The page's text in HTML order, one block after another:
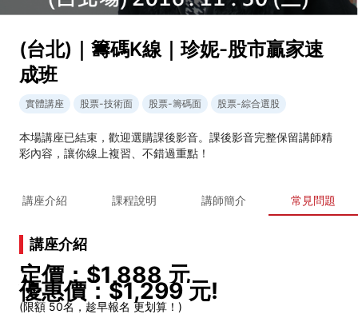
(台北)｜籌碼K線｜珍妮-股市贏家速
成班
實體講座 股票-技術面 股票-籌碼面 股票-綜合選股
本場講座已結束，歡迎選購課後影音。課後影音完整保留講師精
彩內容，讓你線上複習、不錯過重點！
講座介紹 課程說明 講師簡介 常見問題
講座介紹
定價：$1,888 元
優惠價：$1,299 元!
(限額 50名，趁早報名 更划算！)